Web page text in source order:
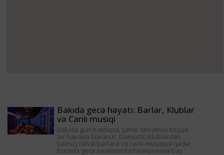
Bakıda gecə həyatı: Barlar, Klublar
və Canlı musiqi
Bakıda gün batdıqca, şəhər tamamilə başqa
bir havaya bürünür. Damüstü klublardan
tutmuş rahat barlara və canlı musiqiyə qədər,
burada gecə saatlarında həmişə nəsə baş